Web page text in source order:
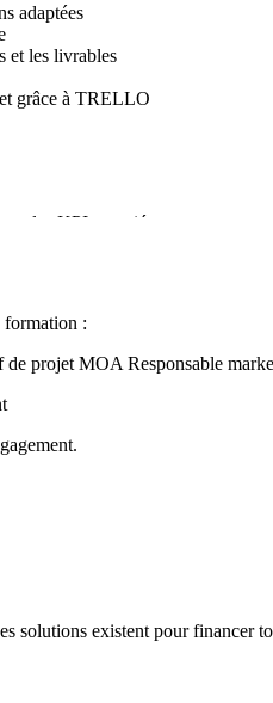
adaptées
et les livrables
grâce à TRELLO
les KPI associés
augmentée)
mobile
Bootstrap (compétence
augmentée)
augmentée)
1 (compétence augmentée)
2 (compétence augmentée)
formation :
de projet MOA Responsable
solutions existent pour financer